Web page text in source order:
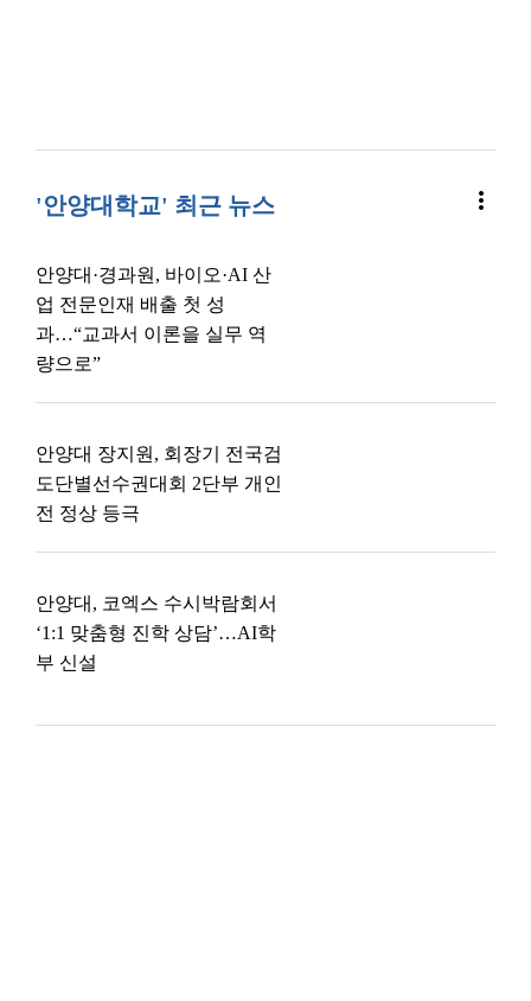
'안양대학교' 최근 뉴스 more_vert
안양대·경과원, 바이오·AI 산
업 전문인재 배출 첫 성
과…“교과서 이론을 실무 역
량으로”
안양대 장지원, 회장기 전국검
도단별선수권대회 2단부 개인
전 정상 등극
안양대, 코엑스 수시박람회서
‘1:1 맞춤형 진학 상담’…AI학
부 신설